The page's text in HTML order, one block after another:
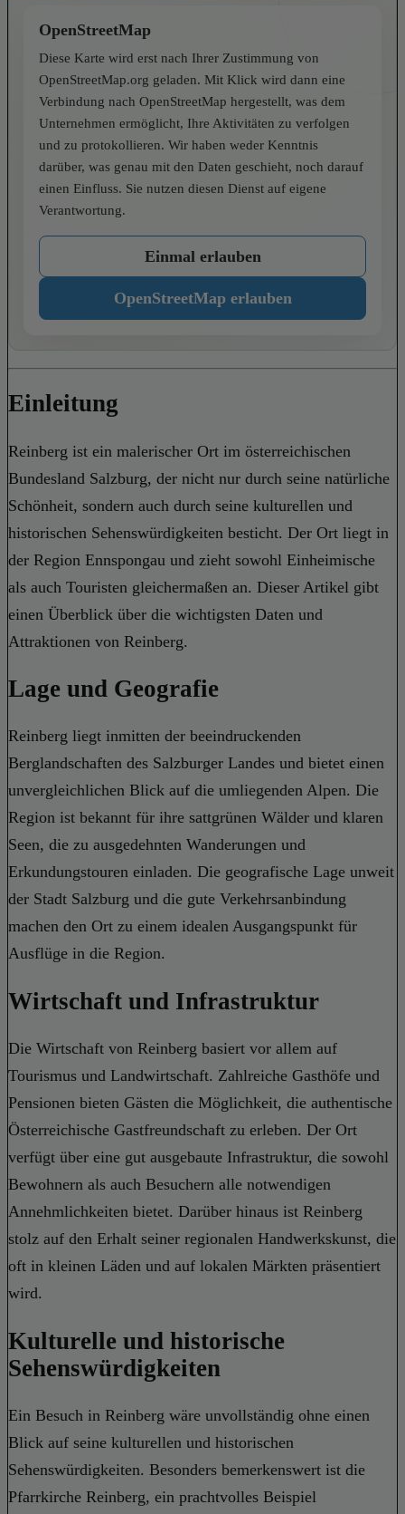
OpenStreetMap
Diese Karte wird erst nach Ihrer Zustimmung von
OpenStreetMap.org geladen. Mit Klick wird dann eine
Verbindung nach OpenStreetMap hergestellt, was dem
Unternehmen ermöglicht, Ihre Aktivitäten zu verfolgen
und zu protokollieren. Wir haben weder Kenntnis
darüber, was genau mit den Daten geschieht, noch darauf
einen Einfluss. Sie nutzen diesen Dienst auf eigene
Verantwortung.
Einmal erlauben
OpenStreetMap erlauben
Einleitung
Reinberg ist ein malerischer Ort im österreichischen
Bundesland Salzburg, der nicht nur durch seine natürliche
Schönheit, sondern auch durch seine kulturellen und
historischen Sehenswürdigkeiten besticht. Der Ort liegt in
der Region Ennspongau und zieht sowohl Einheimische
als auch Touristen gleichermaßen an. Dieser Artikel gibt
einen Überblick über die wichtigsten Daten und
Attraktionen von Reinberg.
Lage und Geografie
Reinberg liegt inmitten der beeindruckenden
Berglandschaften des Salzburger Landes und bietet einen
unvergleichlichen Blick auf die umliegenden Alpen. Die
Region ist bekannt für ihre sattgrünen Wälder und klaren
Seen, die zu ausgedehnten Wanderungen und
Erkundungstouren einladen. Die geografische Lage unweit
der Stadt Salzburg und die gute Verkehrsanbindung
machen den Ort zu einem idealen Ausgangspunkt für
Ausflüge in die Region.
Wirtschaft und Infrastruktur
Die Wirtschaft von Reinberg basiert vor allem auf
Tourismus und Landwirtschaft. Zahlreiche Gasthöfe und
Pensionen bieten Gästen die Möglichkeit, die authentische
Österreichische Gastfreundschaft zu erleben. Der Ort
verfügt über eine gut ausgebaute Infrastruktur, die sowohl
Bewohnern als auch Besuchern alle notwendigen
Annehmlichkeiten bietet. Darüber hinaus ist Reinberg
stolz auf den Erhalt seiner regionalen Handwerkskunst, die
oft in kleinen Läden und auf lokalen Märkten präsentiert
wird.
Kulturelle und historische
Sehenswürdigkeiten
Ein Besuch in Reinberg wäre unvollständig ohne einen
Blick auf seine kulturellen und historischen
Sehenswürdigkeiten. Besonders bemerkenswert ist die
Pfarrkirche Reinberg, ein prachtvolles Beispiel